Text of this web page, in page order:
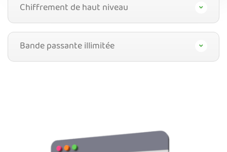
Chiffrement de haut niveau
Bande passante illimitée